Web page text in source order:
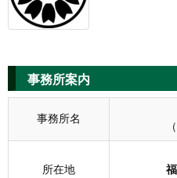
事務所案内
事務所名
所在地